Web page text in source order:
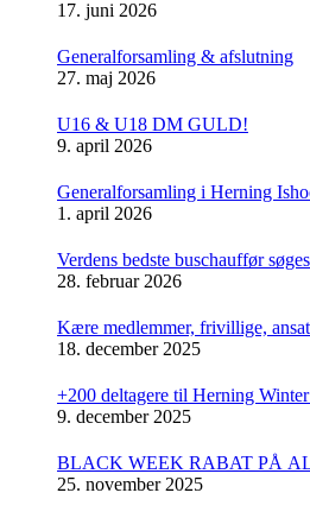
17. juni 2026
Generalforsamling & afslutning
27. maj 2026
U16 & U18 DM GULD!
9. april 2026
Generalforsamling i Herning
1. april 2026
Verdens bedste buschauffør
28. februar 2026
Kære medlemmer, frivillige,
18. december 2025
+200 deltagere til Herning
9. december 2025
BLACK WEEK RABAT PÅ
25. november 2025